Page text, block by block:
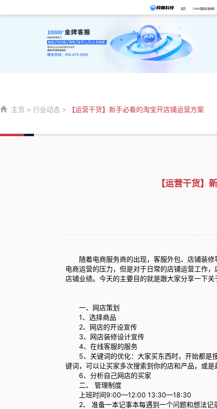
首页 CSPS/国家标准体系
主页 > 行业动态 > 【运营干货】新手必看的淘宝开店铺运营方案
【运营干货】
随着电商服务商的出现， 客服外包、店铺装
电商运营的压力，但是对于日常的店铺运营工作
店铺业绩。今天的主要目的就是跟大家分享一下
一、网店策划
1、选择商品
2、网店的开设宣传
3、网店装修设计宣传
4、在线客服的服务
5、关键词的优化：大家买东西时，开始都是
键词，可以让买家多次搜索到你的店和产品，或
6、分析自己网店的买家
二、 管理制度
上班时间9:00—12:00 13:30—18:30
2、 准备一本记事本每遇到一个问题和想法记